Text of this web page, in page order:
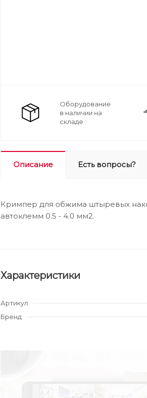
Оборудование
в наличии на
складе
Описание Есть вопросы?
Кримпер для обжима штыревых
автоклемм 0.5 - 4.0 мм2.
Характеристики
Артикул
Бренд